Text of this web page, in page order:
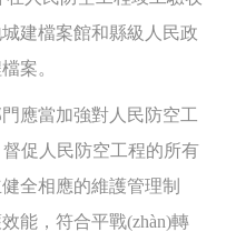
城建檔案館和縣級人民政
。
應當加強對人民防空工
督促人民防空工程的所有
全相應的維護管理制
，符合平戰(zhàn)轉